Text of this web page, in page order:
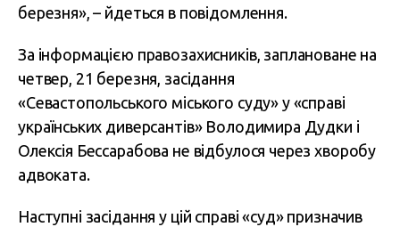
березня», – йдеться в повідомлення.
За інформацією правозахисників, заплановане на
четвер, 21 березня, засідання
«Севастопольського міського суду» у «справі
українських диверсантів» Володимира Дудки і
Олексія Бессарабова не відбулося через хворобу
адвоката.
Наступні засідання у цій справі «суд» призначив